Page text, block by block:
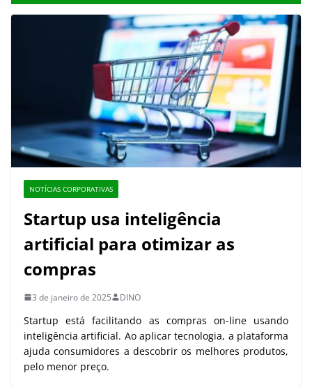
NOTÍCIAS CORPORATIVAS
Startup usa inteligência
artificial para otimizar as
compras
3 de janeiro de 2025 DINO
Startup está facilitando as compras on-line usando
inteligência artificial. Ao aplicar tecnologia, a plataforma
ajuda consumidores a descobrir os melhores produtos,
pelo menor preço.